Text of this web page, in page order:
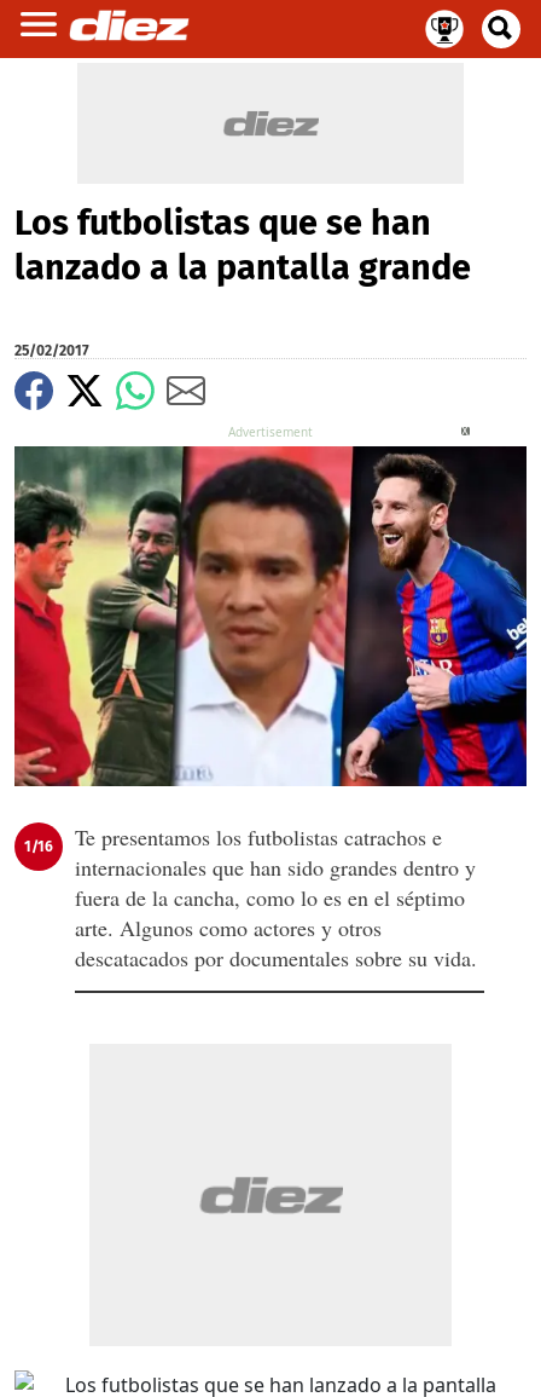
Los futbolistas que se han
lanzado a la pantalla grande
25/02/2017
1/16
Te presentamos los futbolistas catrachos e
internacionales que han sido grandes dentro y
fuera de la cancha, como lo es en el séptimo
arte. Algunos como actores y otros
descatacados por documentales sobre su vida.
X